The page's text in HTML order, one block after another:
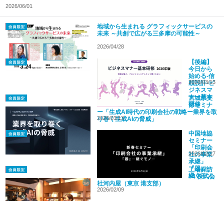
2026/06/01
地域から生まれる グラフィックサービスの
未来 ～共創で広がる三多摩の可能性～
2026/04/28
【後編】
今日から
始める-信
頼設計-ビ
ジネスマ
ナー基本
研修
2026年版
2026/03/13
宮城県支
部セミナ
ー「生成AI時代の印刷会社の戦略ー業界を取
り巻く生成AIの脅威」
2026/03/13
中国地協
セミナー
「印刷会
社の事業
承継」
『器』―
継ぐモノ
ー
2026/02/17
工場探訪
#4 株式会
社河内屋（東京 港支部）
2026/02/09